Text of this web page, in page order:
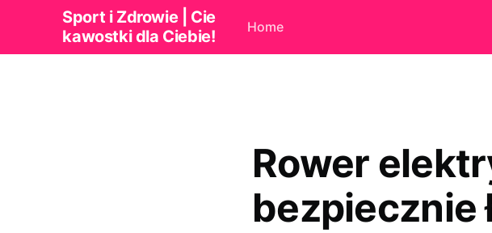
Sport i Zdrowie | Cie
kawostki dla Ciebie!
Home
Rower
bezpiecznie